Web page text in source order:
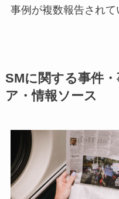
事例が複数報告されて
SMに関する事件
ア・情報ソース